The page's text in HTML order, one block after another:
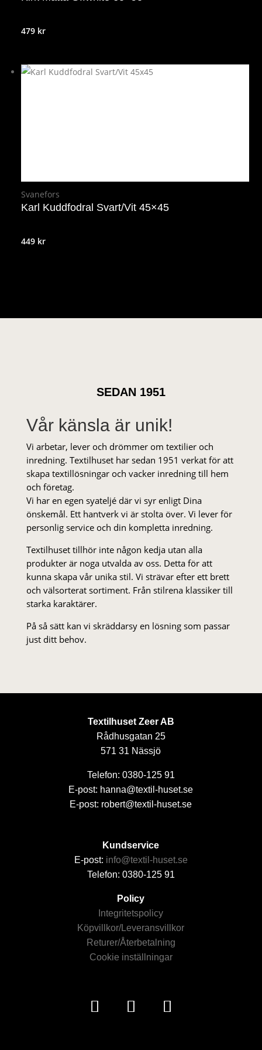
479 kr
Svanefors
Karl Kuddfodral Svart/Vit 45×45
449 kr
SEDAN 1951
Vår känsla är unik!
Vi arbetar, lever och drömmer om textilier och
inredning. Textilhuset har sedan 1951 verkat för att
skapa textillösningar och vacker inredning till hem
och företag.
Vi har en egen syateljé där vi syr enligt Dina
önskemål. Ett hantverk vi är stolta över. Vi lever för
personlig service och din kompletta inredning.
Textilhuset tillhör inte någon kedja utan alla
produkter är noga utvalda av oss. Detta för att
kunna skapa vår unika stil. Vi strä­var efter ett brett
och välsorterat sor­ti­ment. Från stil­rena klas­siker till
starka karaktärer.
På så sätt kan vi skräddarsy en lösning som passar
just ditt behov.
Textilhuset Zeer AB
Rådhusgatan 25
571 31 Nässjö
Telefon: 0380-125 91
E-post: hanna@textil-huset.se
E-post: robert@textil-huset.se
Kundservice
E-post: info@textil-huset.se
Telefon: 0380-125 91
Policy
Integritetspolicy
Köpvillkor/Leveransvillkor
Returer/Återbetalning
Cookie inställningar